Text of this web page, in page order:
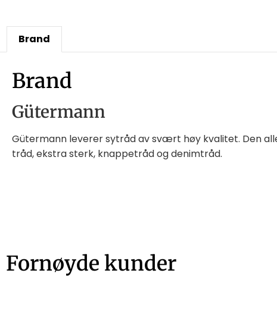
Brand
Brand
Gütermann
Gütermann leverer sytråd av svært høy kvalitet. Den
tråd, ekstra sterk, knappetråd og denimtråd.
Fornøyde kunder